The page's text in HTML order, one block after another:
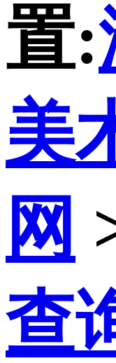
置:
美
网
查